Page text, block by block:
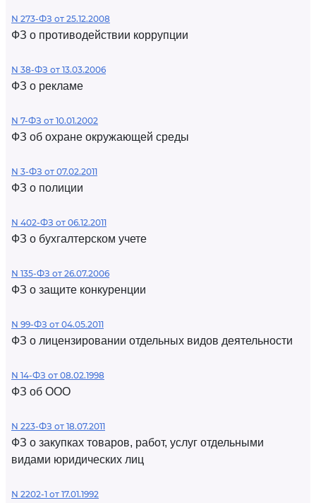
N 273-ФЗ от 25.12.2008
ФЗ о противодействии коррупции
N 38-ФЗ от 13.03.2006
ФЗ о рекламе
N 7-ФЗ от 10.01.2002
ФЗ об охране окружающей среды
N 3-ФЗ от 07.02.2011
ФЗ о полиции
N 402-ФЗ от 06.12.2011
ФЗ о бухгалтерском учете
N 135-ФЗ от 26.07.2006
ФЗ о защите конкуренции
N 99-ФЗ от 04.05.2011
ФЗ о лицензировании отдельных видов деятельности
N 14-ФЗ от 08.02.1998
ФЗ об ООО
N 223-ФЗ от 18.07.2011
ФЗ о закупках товаров, работ, услуг отдельными
видами юридических лиц
N 2202-1 от 17.01.1992